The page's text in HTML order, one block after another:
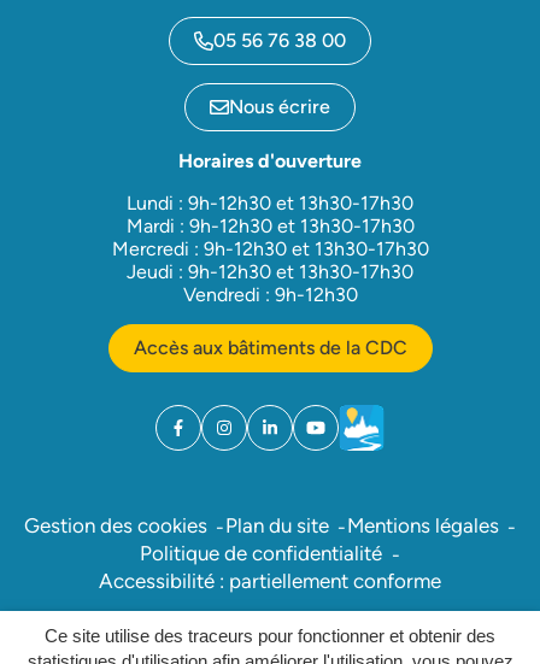
Ce site utilise des traceurs pour fonctionner et obtenir des
05 56 76 38 00
Nous écrire
Horaires d'ouverture
Lundi : 9h-12h30 et 13h30-17h30
Mardi : 9h-12h30 et 13h30-17h30
Mercredi : 9h-12h30 et 13h30-17h30
Jeudi : 9h-12h30 et 13h30-17h30
Vendredi : 9h-12h30
Accès aux bâtiments de la CDC
Facebook
(ouverture dans un nouvel onglet)
Instagram
(ouverture dans un nouvel onglet)
Linkedin
(ouverture dans un nouvel onglet)
YouTube
(ouverture dans un nouvel
Météo
(ouverture dans un
Gestion des cookies Plan du site
Mentions légales
Politique de confidentialité
Accessibilité : partiellement conforme
Site réalisé parInovagora (ouverture dans un